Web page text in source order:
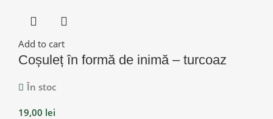
Add to cart
Coșuleț în formă de inimă – turcoaz
În stoc
19,00 lei